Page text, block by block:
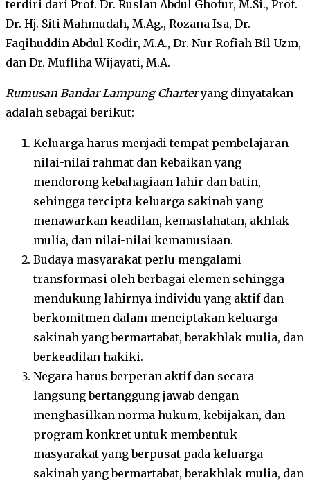
terdiri dari Prof. Dr. Ruslan Abdul Ghofur, M.Si., Prof.
Dr. Hj. Siti Mahmudah, M.Ag., Rozana Isa, Dr.
Faqihuddin Abdul Kodir, M.A., Dr. Nur Rofiah Bil Uzm,
dan Dr. Mufliha Wijayati, M.A.
Rumusan Bandar Lampung Charteryang dinyatakan
adalah sebagai berikut:
Keluarga harus menjadi tempat pembelajaran
nilai-nilai rahmat dan kebaikan yang
mendorong kebahagiaan lahir dan batin,
sehingga tercipta keluarga sakinah yang
menawarkan keadilan, kemaslahatan, akhlak
mulia, dan nilai-nilai kemanusiaan.
Budaya masyarakat perlu mengalami
transformasi oleh berbagai elemen sehingga
mendukung lahirnya individu yang aktif dan
berkomitmen dalam menciptakan keluarga
sakinah yang bermartabat, berakhlak mulia, dan
berkeadilan hakiki.
Negara harus berperan aktif dan secara
langsung bertanggung jawab dengan
menghasilkan norma hukum, kebijakan, dan
program konkret untuk membentuk
masyarakat yang berpusat pada keluarga
sakinah yang bermartabat, berakhlak mulia, dan